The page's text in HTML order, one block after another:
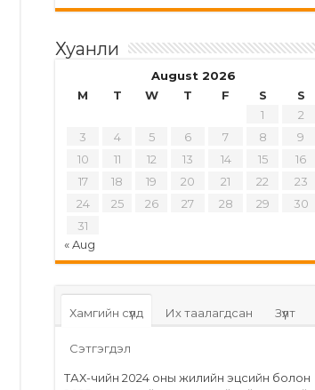
Хуанли
August 2026
M
T W T F S
S
1
2
3
4 5 6 7 8
9
10
11 12 13 14 15
16
17
18 19 20 21 22
23
24
25 26 27 28 29
30
31
« Aug
Хамгийн сүүлд Их таалагдсан Зүүлт
Сэтгэгдэл
ТАХ-чийн 2024 оны жилийн эцсийн болон